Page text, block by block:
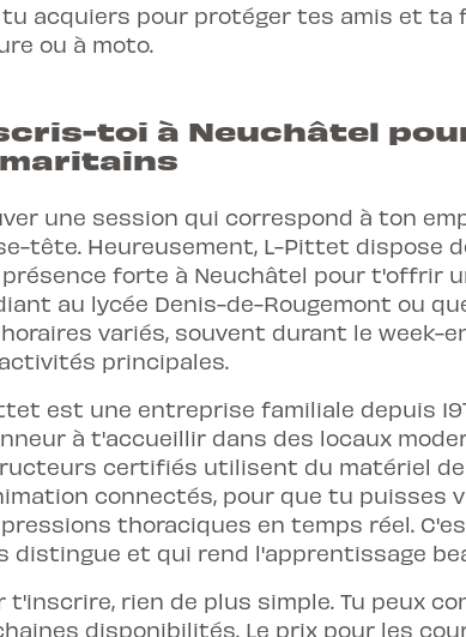
tu acquiers pour protéger tes amis et
ou à moto.
toi à Neuchâtel
une session qui correspond à ton
tête. Heureusement, L-Pittet dispose
forte à Neuchâtel pour t'offrir
au lycée Denis-de-Rougemont ou
variés, souvent durant le week-
principales.
est une entreprise familiale depuis
à t'accueillir dans des locaux
certifiés utilisent du matériel de
connectés, pour que tu puisses
thoraciques en temps réel.
distingue et qui rend l'apprentissage
t'inscrire, rien de plus simple. Tu peux
disponibilités. Le prix pour les